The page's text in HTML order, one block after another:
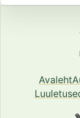
Avaleht